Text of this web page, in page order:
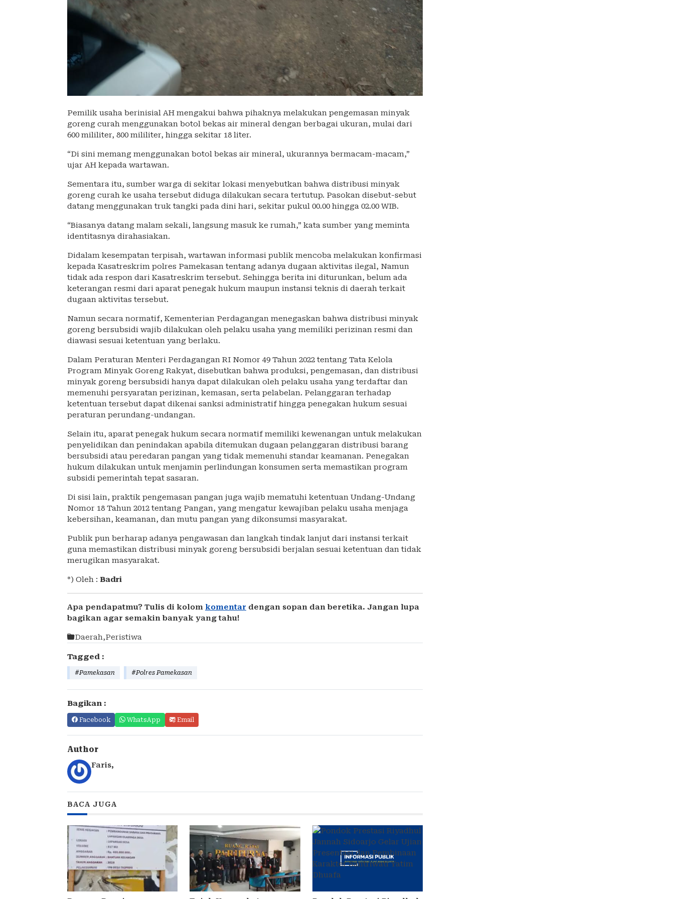
Pemilik usaha berinisial AH mengakui bahwa pihaknya melakukan pengemasan minyak
goreng curah menggunakan botol bekas air mineral dengan berbagai ukuran, mulai dari
600 mililiter, 800 mililiter, hingga sekitar 18 liter.
“Di sini memang menggunakan botol bekas air mineral, ukurannya bermacam-macam,”
ujar AH kepada wartawan.
Sementara itu, sumber warga di sekitar lokasi menyebutkan bahwa distribusi minyak
goreng curah ke usaha tersebut diduga dilakukan secara tertutup. Pasokan disebut-sebut
datang menggunakan truk tangki pada dini hari, sekitar pukul 00.00 hingga 02.00 WIB.
“Biasanya datang malam sekali, langsung masuk ke rumah,” kata sumber yang meminta
identitasnya dirahasiakan.
Didalam kesempatan terpisah, wartawan informasi publik mencoba melakukan konfirmasi
kepada Kasatreskrim polres Pamekasan tentang adanya dugaan aktivitas ilegal, Namun
tidak ada respon dari Kasatreskrim tersebut. Sehingga berita ini diturunkan, belum ada
keterangan resmi dari aparat penegak hukum maupun instansi teknis di daerah terkait
dugaan aktivitas tersebut.
Namun secara normatif, Kementerian Perdagangan menegaskan bahwa distribusi minyak
goreng bersubsidi wajib dilakukan oleh pelaku usaha yang memiliki perizinan resmi dan
diawasi sesuai ketentuan yang berlaku.
Dalam Peraturan Menteri Perdagangan RI Nomor 49 Tahun 2022 tentang Tata Kelola
Program Minyak Goreng Rakyat, disebutkan bahwa produksi, pengemasan, dan distribusi
minyak goreng bersubsidi hanya dapat dilakukan oleh pelaku usaha yang terdaftar dan
memenuhi persyaratan perizinan, kemasan, serta pelabelan. Pelanggaran terhadap
ketentuan tersebut dapat dikenai sanksi administratif hingga penegakan hukum sesuai
peraturan perundang-undangan.
Selain itu, aparat penegak hukum secara normatif memiliki kewenangan untuk melakukan
penyelidikan dan penindakan apabila ditemukan dugaan pelanggaran distribusi barang
bersubsidi atau peredaran pangan yang tidak memenuhi standar keamanan. Penegakan
hukum dilakukan untuk menjamin perlindungan konsumen serta memastikan program
subsidi pemerintah tepat sasaran.
Di sisi lain, praktik pengemasan pangan juga wajib mematuhi ketentuan Undang-Undang
Nomor 18 Tahun 2012 tentang Pangan, yang mengatur kewajiban pelaku usaha menjaga
kebersihan, keamanan, dan mutu pangan yang dikonsumsi masyarakat.
Publik pun berharap adanya pengawasan dan langkah tindak lanjut dari instansi terkait
guna memastikan distribusi minyak goreng bersubsidi berjalan sesuai ketentuan dan tidak
merugikan masyarakat.
*) Oleh : Badri
Apa pendapatmu? Tulis di kolom komentar dengan sopan dan beretika. Jangan lupa
bagikan agar semakin banyak yang tahu!
Daerah,Peristiwa
Tagged :
#Pamekasan #Polres Pamekasan
Bagikan :
Facebook WhatsApp Email
Author
Faris,
BACA JUGA